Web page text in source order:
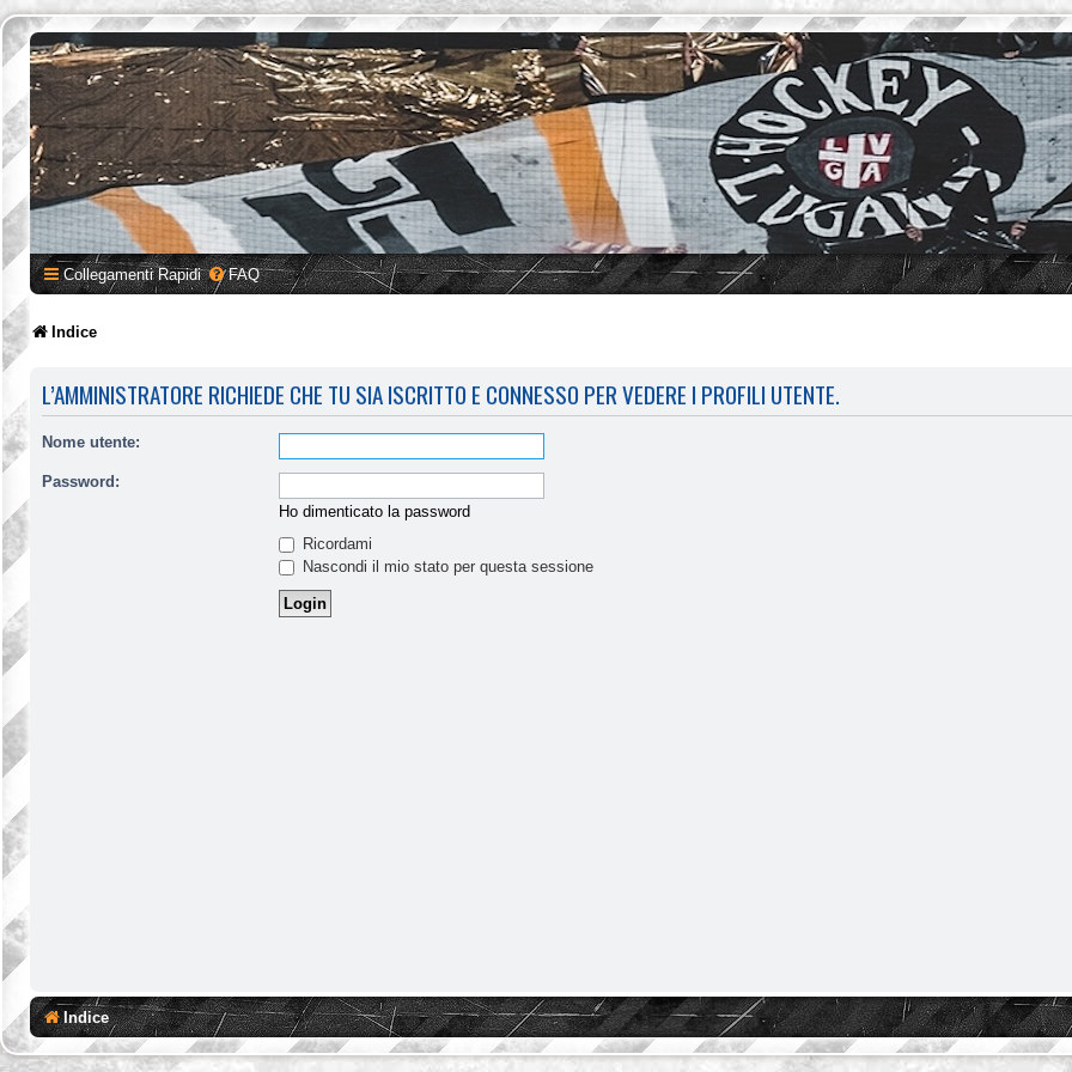
Collegamenti Rapidi FAQ
Indice
L’AMMINISTRATORE RICHIEDE CHE TU SIA ISCRITTO E CONNESSO PER VEDERE I PROFILI UTENTE.
Nome utente:
Password:
Ho dimenticato la password
Ricordami
Nascondi il mio stato per questa sessione
Indice